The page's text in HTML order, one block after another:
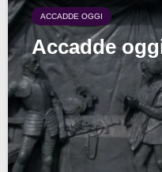
ACCADDE OGGI
Accadde